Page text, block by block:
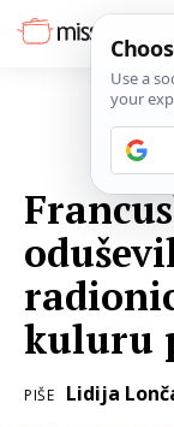
kuluru
PIŠE Lidija